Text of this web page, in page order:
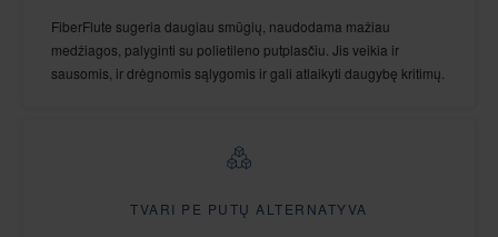
FiberFlute sugeria daugiau smūgių, naudodama mažiau
medžiagos, palyginti su polietileno putplasčiu. Jis veikia ir
sausomis, ir drėgnomis sąlygomis ir gali atlaikyti daugybę kritimų.
TVARI PE PUTŲ ALTERNATYVA